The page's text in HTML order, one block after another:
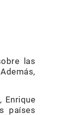
las
Enrique
países